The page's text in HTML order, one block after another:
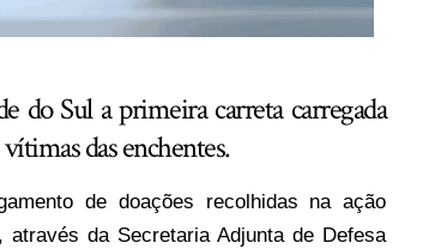
do Sul a primeira carreta carregada
das enchentes.
de doações recolhidas na ação
da Secretaria Adjunta de Defesa